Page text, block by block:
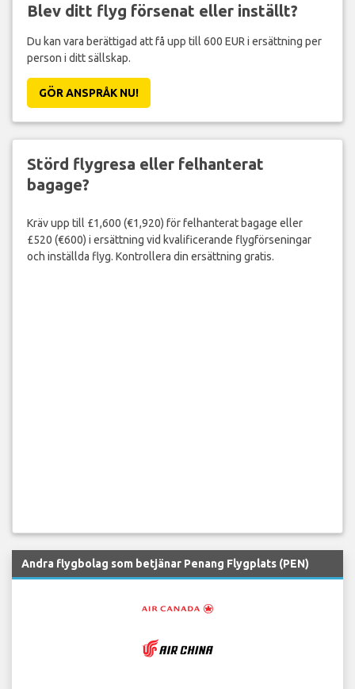
Blev ditt flyg försenat eller inställt?
Du kan vara berättigad att få upp till 600 EUR i ersättning per
person i ditt sällskap.
GÖR ANSPRÅK NU!
Störd flygresa eller felhanterat
bagage?
Kräv upp till £1,600 (€1,920) för felhanterat bagage eller
£520 (€600) i ersättning vid kvalificerande flygförseningar
och inställda flyg. Kontrollera din ersättning gratis.
Andra flygbolag som betjänar Penang Flygplats (PEN)